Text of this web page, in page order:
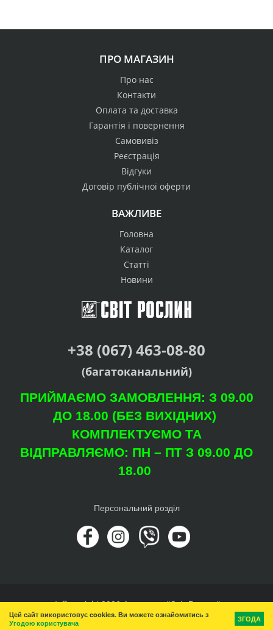
ПРО МАГАЗИН
Про нас
Контакти
Оплата та доставка
Гарантія і повернення
Самовивіз
Реєстрація
Відгуки
Договір публічної оферти
ВАЖЛИВЕ
Головна
Каталог
Статті
Новини
+38 (067) 463-08-80
(багатоканальний)
ПРИЙМАЄМО ЗАМОВЛЕННЯ: З 09.00
ДО 18.00 (БЕЗ ВИХІДНИХ)
КОМПЛЕКТУЄМО ТА
ВІДПРАВЛЯЄМО: ПН – ПТ З 09.00 ДО
18.00
Персональний розділ
© Copyright 2026 Агроцентр "Світ Рослин"
Вгору
Цей сайт використовує cookies. Ви можете ознайомитись з
Угодою користувача
ЗГОДА